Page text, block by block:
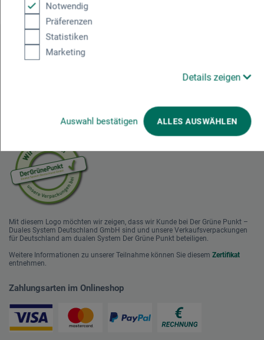
Notwendig
Präferenzen
Statistiken
Marketing
Details zeigen
Auswahl bestätigen ALLES AUSWÄHLEN
Teilen:
Ausgezeichnet sicher
Nachhaltig einkaufen
Mit diesem Logo möchten wir zeigen, dass wir Kunde bei Der Grüne Punkt –
Duales System Deutschland GmbH sind und unsere Verkaufsverpackungen
für Deutschland am dualen System Der Grüne Punkt beteiligen.
Weitere Informationen zu unserer Teilnahme können Sie diesem Zertifikat
entnehmen.
Zahlungsarten im Onlineshop